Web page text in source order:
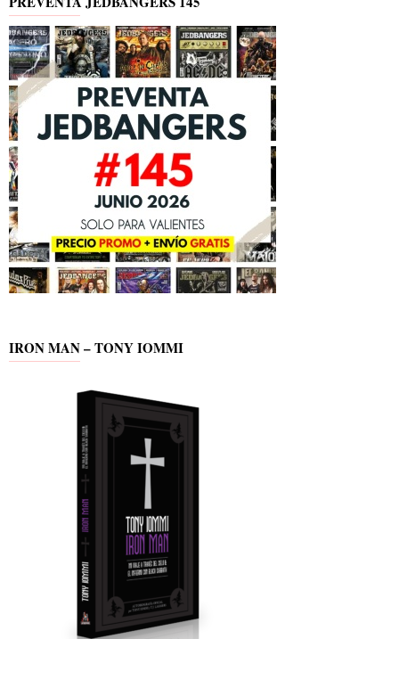
IRON MAN – TONY IOMMI